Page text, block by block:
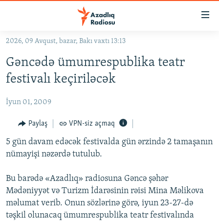
Əsas
qayıt
Əsas
qayıt
KORRUPSIOMETR
#ƏSLINDƏ
FƏRQƏ BAX
QANUNI DOĞRU
ARAŞDIRMA
MULTIMEDIA
VIDEO
FOTOQALEREYA
RADIO ARXIV
OXU ZALI
HAQQIMIZDA
2026, 09 Avqust, bazar, Bakı vaxtı 13:13
Gəncədə ümumrespublika teatr
festivalı keçiriləcək
İyun 01, 2009
Paylaş VPN-siz açmaq
5 gün davam edəcək festivalda gün ərzində 2 tamaşanın
nümayişi nəzərdə tutulub.
Bu barədə «Azadlıq» radiosuna Gəncə şəhər
Mədəniyyət və Turizm İdarəsinin rəisi Mina Məlikova
məlumat verib. Onun sözlərinə görə, iyun 23-27-də
təşkil olunacaq ümumrespublika teatr festivalında